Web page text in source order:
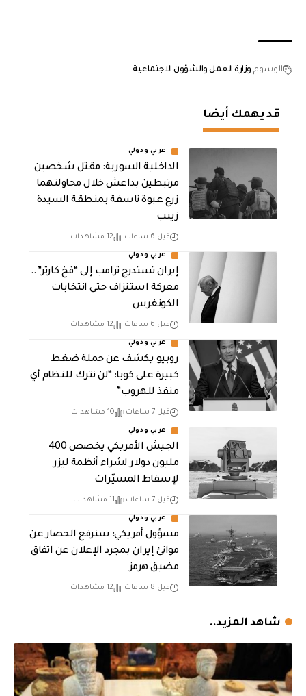
الوسوم وزارة العمل والشؤون الاجتماعية
قد يهمك أيضا
عربي ودولي
الداخلية السورية: مقتل شخصين
مرتبطين بداعش خلال محاولتهما
زرع عبوة ناسفة بمنطقة السيدة
زينب
قبل 6 ساعات 12 مشاهدات
عربي ودولي
إيران تستدرج ترامب إلى “فخ كارتر”..
معركة استنزاف حتى انتخابات
الكونغرس
قبل 6 ساعات 12 مشاهدات
عربي ودولي
روبيو يكشف عن حملة ضغط
كبيرة على كوبا: “لن نترك للنظام أي
منفذ للهروب”
قبل 7 ساعات 10 مشاهدات
عربي ودولي
الجيش الأمريكي يخصص 400
مليون دولار لشراء أنظمة ليزر
لإسقاط المسيّرات
قبل 7 ساعات 11 مشاهدات
عربي ودولي
مسؤول أمريكي: سنرفع الحصار عن
موانئ إيران بمجرد الإعلان عن اتفاق
مضيق هرمز
قبل 8 ساعات 12 مشاهدات
شاهد المزيد..